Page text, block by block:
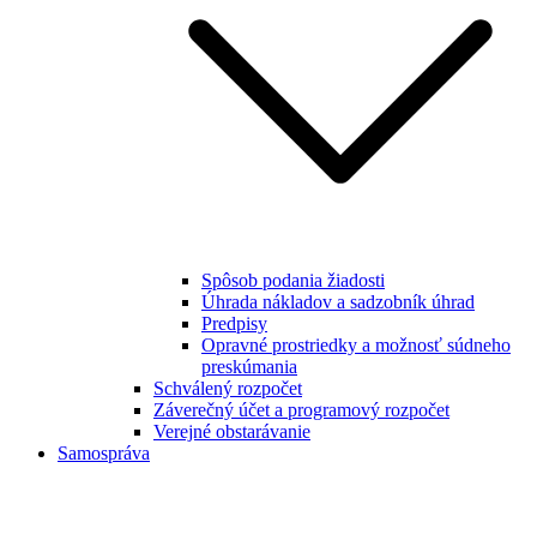
Spôsob podania žiadosti
Úhrada nákladov a sadzobník úhrad
Predpisy
Opravné prostriedky a možnosť súdneho
preskúmania
Schválený rozpočet
Záverečný účet a programový rozpočet
Verejné obstarávanie
Samospráva